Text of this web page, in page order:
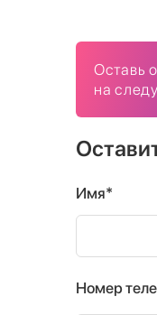
Оставь
на
Имя*
Номер